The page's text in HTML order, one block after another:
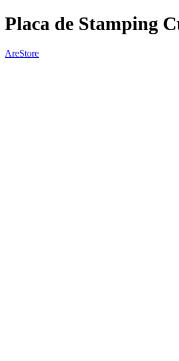
Placa de Stamping
AreStore